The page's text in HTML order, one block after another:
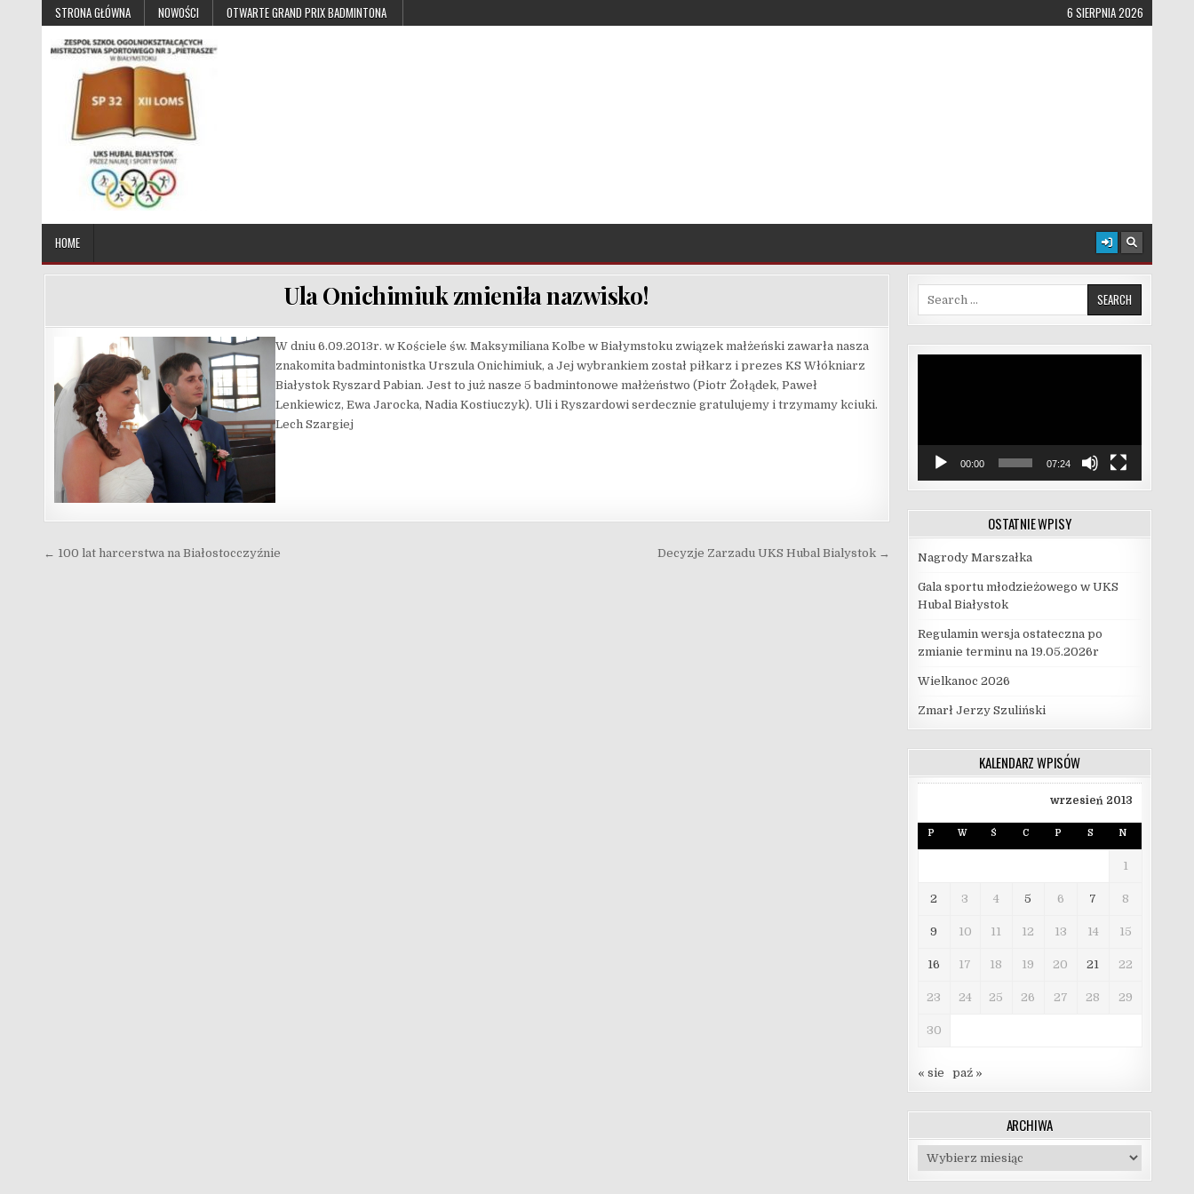
Skip to contentSTRONA GŁÓWNA NOWOŚCI OTWARTE GRAND PRIX BADMINTONA 6 SIERPNIA 2026
UKS Hubal Białystok
HOME
Ula Onichimiuk zmieniła nazwisko!
W dniu 6.09.2013r. w Kościele św. Maksymiliana Kolbe w Białymstoku związek małżeński zawarła nasza
znakomita badmintonistka Urszula Onichimiuk, a Jej wybrankiem został piłkarz i prezes KS Włókniarz
Białystok Ryszard Pabian. Jest to już nasze 5 badmintonowe małżeństwo (Piotr Żołądek, Paweł
Lenkiewicz, Ewa Jarocka, Nadia Kostiuczyk). Uli i Ryszardowi serdecznie gratulujemy i trzymamy kciuki.
Lech Szargiej
Nawigacja wpisu Decyzje Zarzadu UKS Hubal Bialystok →
← 100 lat harcerstwa na Białostocczyźnie
Search for:
00:00 07:24
OSTATNIE WPISY
Nagrody Marszałka
Gala sportu młodzieżowego w UKS
Hubal Białystok
Regulamin wersja ostateczna po
zmianie terminu na 19.05.2026r
Wielkanoc 2026
Zmarł Jerzy Szuliński
KALENDARZ WPISÓW
wrzesień 2013
P W Ś C P S N
1
2 3 4 5 6 7 8
9 10 11 12 13 14 15
16 17 18 19 20 21 22
23 24 25 26 27 28 29
30
« sie paź »
ARCHIWA
Archiwa